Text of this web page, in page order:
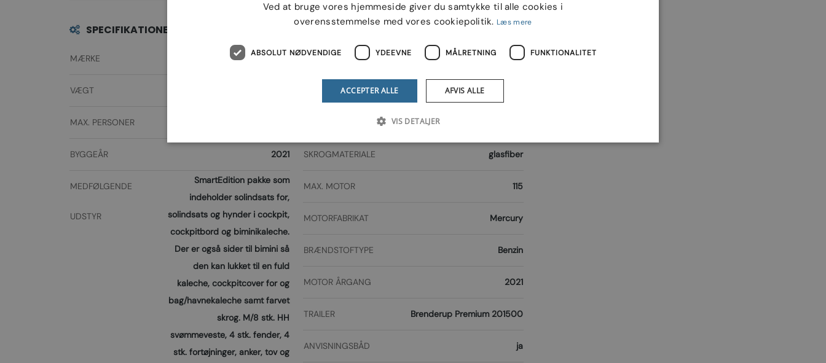
SPECIFIKATIONER
MÆRKE Quicksilver
VÆGT
MAX. PERSONER
BYGGEÅR 2021
MEDFØLGENDE
UDSTYR
SmartEdition pakke som
indeholder solindsats for,
solindsats og hynder i cockpit,
cockpitbord og biminikaleche.
Der er også sider til bimini så
den kan lukket til en fuld
kaleche, cockpitcover for og
bag/havnekaleche samt farvet
skrog. M/8 stk. HH
svømmeveste, 4 stk. fender, 4
stk. fortøjninger, anker, tov og
TYPE bowrider
CE KATEGORI
SKROGMATERIALE glasfiber
MAX. MOTOR 115
MOTORFABRIKAT Mercury
BRÆNDSTOFTYPE Benzin
MOTOR ÅRGANG 2021
TRAILER Brenderup Premium 201500
ANVISNINGSBÅD ja
Ved at bruge vores hjemmeside giver du samtykke til alle cookies i
overensstemmelse med vores cookiepolitik. Læs mere
ABSOLUT NØDVENDIGE YDEEVNE MÅLRETNING FUNKTIONALITET
ACCEPTER ALLE AFVIS ALLE
VIS DETALJER